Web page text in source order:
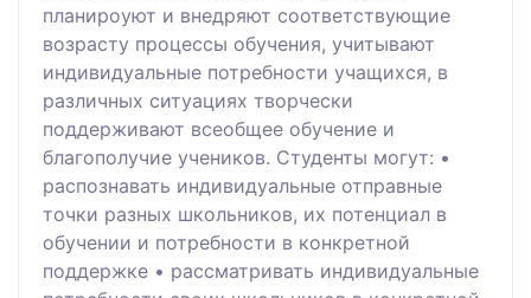
планироуют и внедряют соответствующие
возрасту процессы обучения, учитывают
индивидуальные потребности учащихся, в
различных ситуациях творчески
поддерживают всеобщее обучение и
благополучие учеников. Студенты могут: •
распознавать индивидуальные отправные
точки разных школьников, их потенциал в
обучении и потребности в конкретной
поддержке • рассматривать индивидуальные